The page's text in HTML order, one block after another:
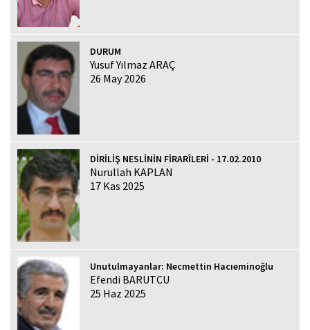
DURUM
Yusuf Yılmaz ARAÇ
26 May 2026
DİRİLİŞ NESLİNİN FİRARÎLERİ - 17.02.2010
Nurullah KAPLAN
17 Kas 2025
Unutulmayanlar: Necmettin Hacıeminoğlu
Efendi BARUTCU
25 Haz 2025